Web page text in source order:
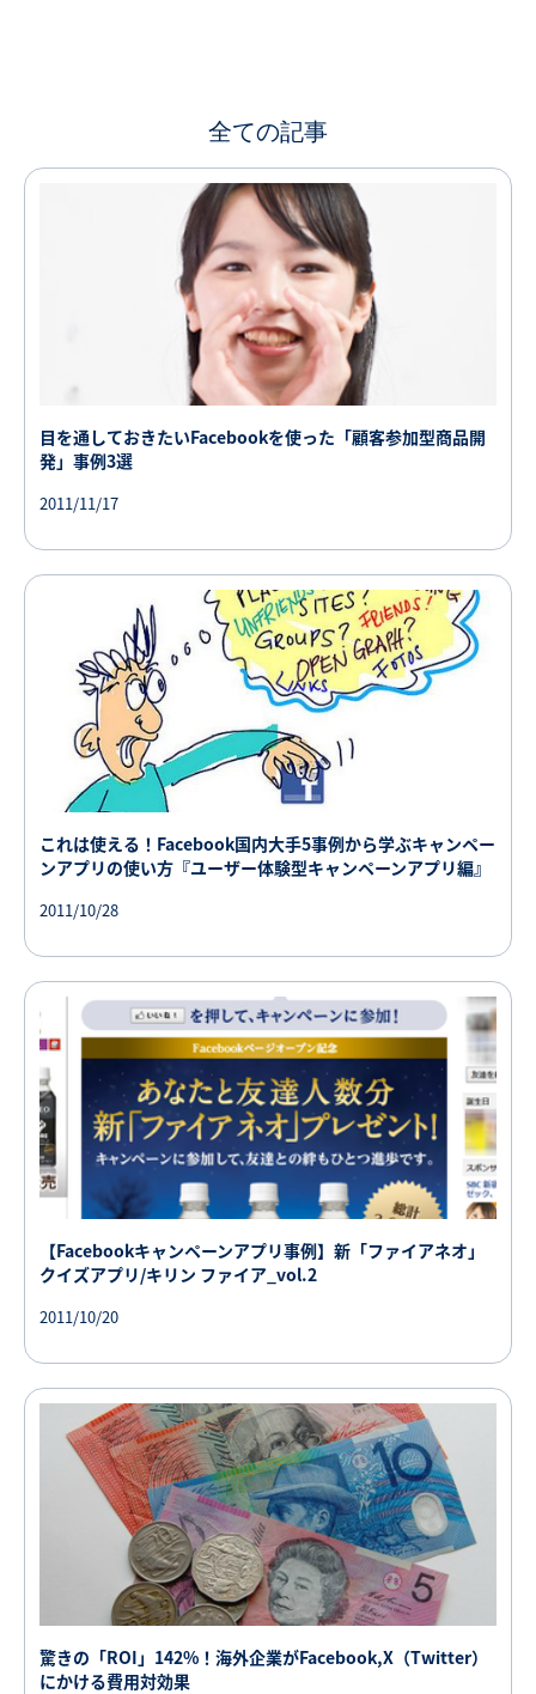
全ての記事
目を通しておきたいFacebookを使った「顧客参加型商品開
発」事例3選
2011/11/17
これは使える！Facebook国内大手5事例から学ぶキャンペー
ンアプリの使い方『ユーザー体験型キャンペーンアプリ編』
2011/10/28
【Facebookキャンペーンアプリ事例】新「ファイアネオ」
クイズアプリ/キリン ファイア_vol.2
2011/10/20
驚きの「ROI」142%！海外企業がFacebook,X（Twitter）
にかける費用対効果